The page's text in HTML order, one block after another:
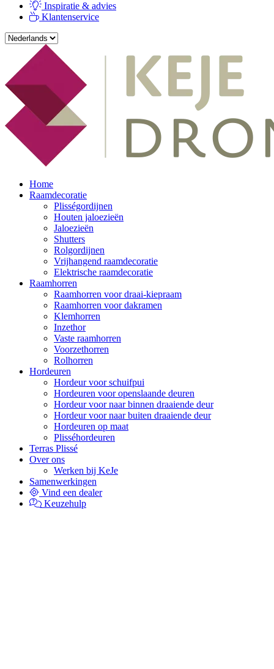
Inspiratie & advies
Klantenservice
Home
Raamdecoratie
Plisségordijnen
Houten jaloezieën
Jaloezieën
Shutters
Rolgordijnen
Vrijhangend raamdecoratie
Elektrische raamdecoratie
Raamhorren
Raamhorren voor draai-kiepraam
Raamhorren voor dakramen
Klemhorren
Inzethor
Vaste raamhorren
Voorzethorren
Rolhorren
Hordeuren
Hordeur voor schuifpui
Hordeuren voor openslaande deuren
Hordeur voor naar binnen draaiende deur
Hordeur voor naar buiten draaiende deur
Hordeuren op maat
Plisséhordeuren
Terras Plissé
Over ons
Werken bij KeJe
Samenwerkingen
Vind een dealer
Keuzehulp